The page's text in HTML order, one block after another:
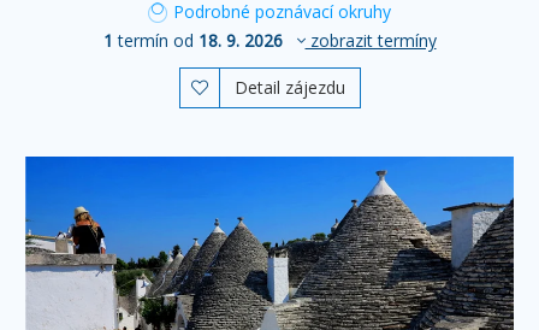
Podrobné poznávací okruhy
1 termín od 18. 9. 2026 zobrazit termíny
 Detail zájezdu